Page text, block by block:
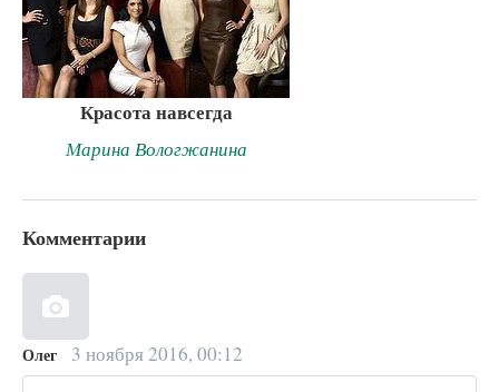
Красота навсегда
Марина Вологжанина
Комментарии
Олег 3 ноября 2016, 00:12